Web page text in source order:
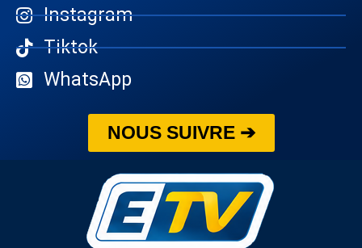
Instagram
Tiktok
WhatsApp
NOUS SUIVRE ➔